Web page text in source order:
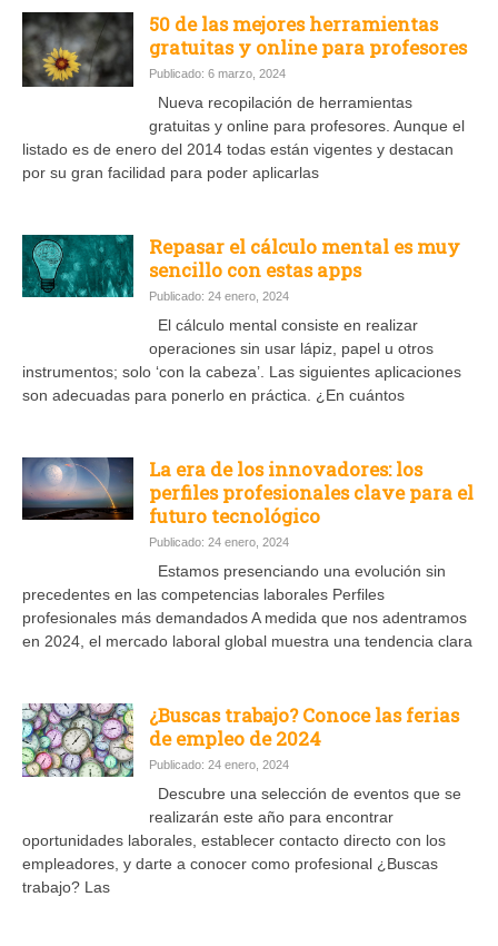
50 de las mejores herramientas
gratuitas y online para profesores
Publicado: 6 marzo, 2024
Nueva recopilación de herramientas
gratuitas y online para profesores. Aunque el
listado es de enero del 2014 todas están vigentes y destacan
por su gran facilidad para poder aplicarlas
Repasar el cálculo mental es muy
sencillo con estas apps
Publicado: 24 enero, 2024
El cálculo mental consiste en realizar
operaciones sin usar lápiz, papel u otros
instrumentos; solo ‘con la cabeza’. Las siguientes aplicaciones
son adecuadas para ponerlo en práctica. ¿En cuántos
La era de los innovadores: los
perfiles profesionales clave para el
futuro tecnológico
Publicado: 24 enero, 2024
Estamos presenciando una evolución sin
precedentes en las competencias laborales Perfiles
profesionales más demandados A medida que nos adentramos
en 2024, el mercado laboral global muestra una tendencia clara
¿Buscas trabajo? Conoce las ferias
de empleo de 2024
Publicado: 24 enero, 2024
Descubre una selección de eventos que se
realizarán este año para encontrar
oportunidades laborales, establecer contacto directo con los
empleadores, y darte a conocer como profesional ¿Buscas
trabajo? Las